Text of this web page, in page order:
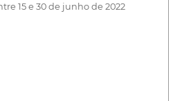
15 e 30 de junho de 2022